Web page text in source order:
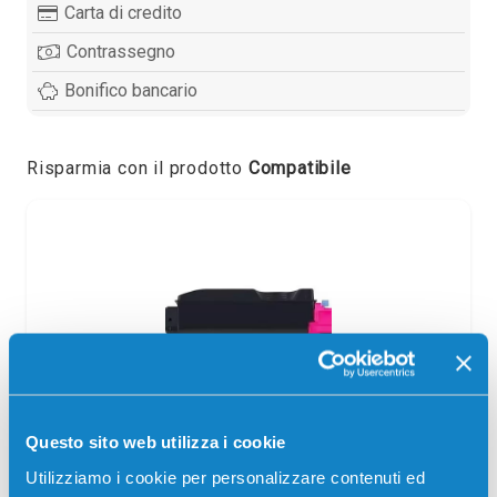
Questo sito web utilizza i cookie
Utilizziamo i cookie per personalizzare contenuti ed
Carta di credito
Contrassegno
Bonifico bancario
Risparmia con il prodotto Compatibile
Toner compatibile Utax 1T02R4BUT0
Magenta